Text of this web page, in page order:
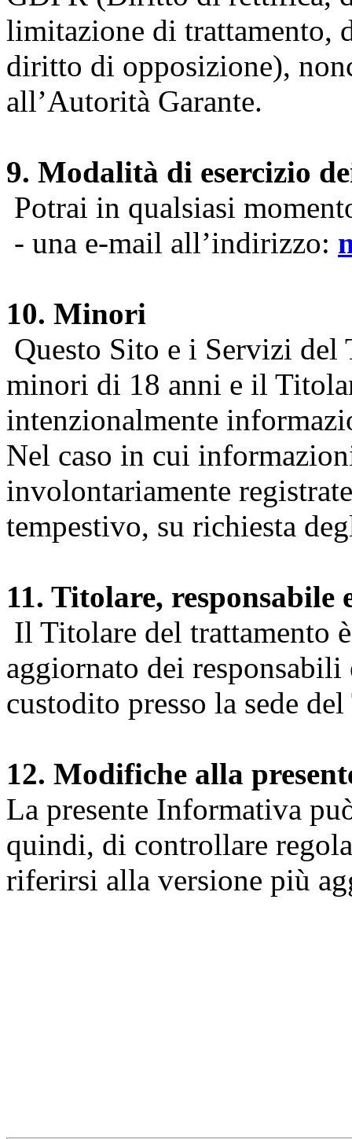
limitazione di trattamento,
diritto di opposizione),
all’Autorità Garante.
9. Modalità di esercizio
Potrai in qualsiasi
- una e-mail all’indirizzo:
10. Minori
Questo Sito e i Servizi del
minori di 18 anni e il
intenzionalmente
Nel caso in cui
involontariamente
tempestivo, su richiesta
11. Titolare, responsabile
Il Titolare del trattamento
aggiornato dei
custodito presso la sede
12. Modifiche alla
La presente Informativa
quindi, di controllare
riferirsi alla versione più